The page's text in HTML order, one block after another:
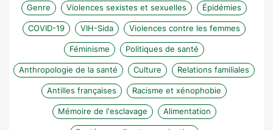
Genre Violences sexistes et sexuelles Épidémies
COVID-19 VIH-Sida Violences contre les femmes
Féminisme Politiques de santé
Anthropologie de la santé Culture Relations familiales
Antilles françaises Racisme et xénophobie
Mémoire de l'esclavage Alimentation